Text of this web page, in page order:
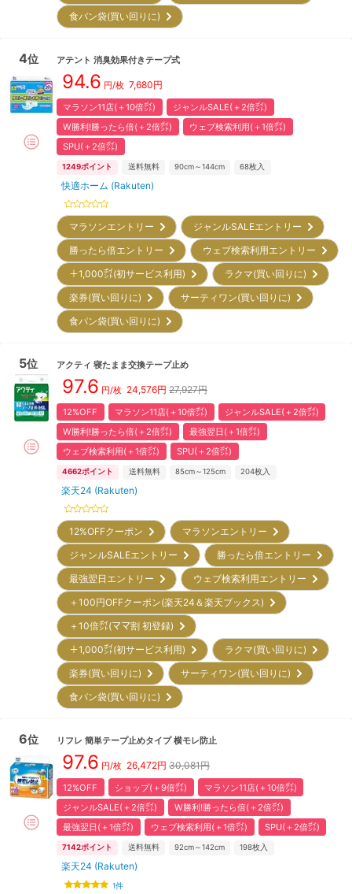
食パン袋(買い回りに)
4位 アテント 消臭効果付きテープ式
94.6 円/枚 7,680円
マラソン11店(＋10倍㌽)
ジャンルSALE(＋2倍㌽)
W勝利!勝ったら倍(＋2倍㌽)
ウェブ検索利用(＋1倍㌽)
SPU(＋2倍㌽)
1249ポイント 送料無料 90cm～144cm 68枚入
快適ホーム (Rakuten)
マラソンエントリー
ジャンルSALEエントリー
勝ったら倍エントリー
ウェブ検索利用エントリー
＋1,000㌽(初サービス利用)
ラクマ(買い回りに)
楽券(買い回りに)
サーティワン(買い回りに)
食パン袋(買い回りに)
5位 アクティ 寝たまま交換テープ止め
97.6 円/枚 24,576円 27,927円
12%OFF マラソン11店(＋10倍㌽)
ジャンルSALE(＋2倍㌽)
W勝利!勝ったら倍(＋2倍㌽)
最強翌日(＋1倍㌽)
ウェブ検索利用(＋1倍㌽)
SPU(＋2倍㌽)
4662ポイント 送料無料 85cm～125cm 204枚入
楽天24 (Rakuten)
12%OFFクーポン
マラソンエントリー
ジャンルSALEエントリー
勝ったら倍エントリー
最強翌日エントリー
ウェブ検索利用エントリー
＋100円OFFクーポン(楽天24＆楽天ブックス)
＋10倍㌽(ママ割 初登録)
＋1,000㌽(初サービス利用)
ラクマ(買い回りに)
楽券(買い回りに)
サーティワン(買い回りに)
食パン袋(買い回りに)
6位 リフレ 簡単テープ止めタイプ 横モレ防止
97.6 円/枚 26,472円 30,081円
12%OFF ショップ(＋9倍㌽)
マラソン11店(＋10倍㌽)
ジャンルSALE(＋2倍㌽)
W勝利!勝ったら倍(＋2倍㌽)
最強翌日(＋1倍㌽)
ウェブ検索利用(＋1倍㌽) SPU(＋2倍㌽)
7142ポイント 送料無料 92cm～142cm 198枚入
楽天24 (Rakuten)
1件